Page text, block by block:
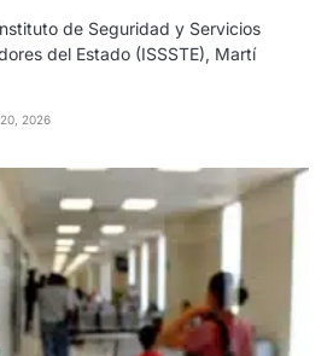
de Seguridad y Servicios
del Estado (ISSSTE), Martí
2026